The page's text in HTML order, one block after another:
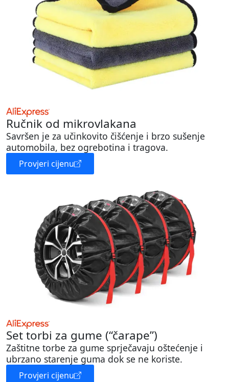
Ručnik od mikrovlakana
Savršen je za učinkovito čišćenje i brzo sušenje
automobila, bez ogrebotina i tragova.
Provjeri cijenu
Set torbi za gume (“čarape”)
Zaštitne torbe za gume sprječavaju oštećenje i
ubrzano starenje guma dok se ne koriste.
Provjeri cijenu